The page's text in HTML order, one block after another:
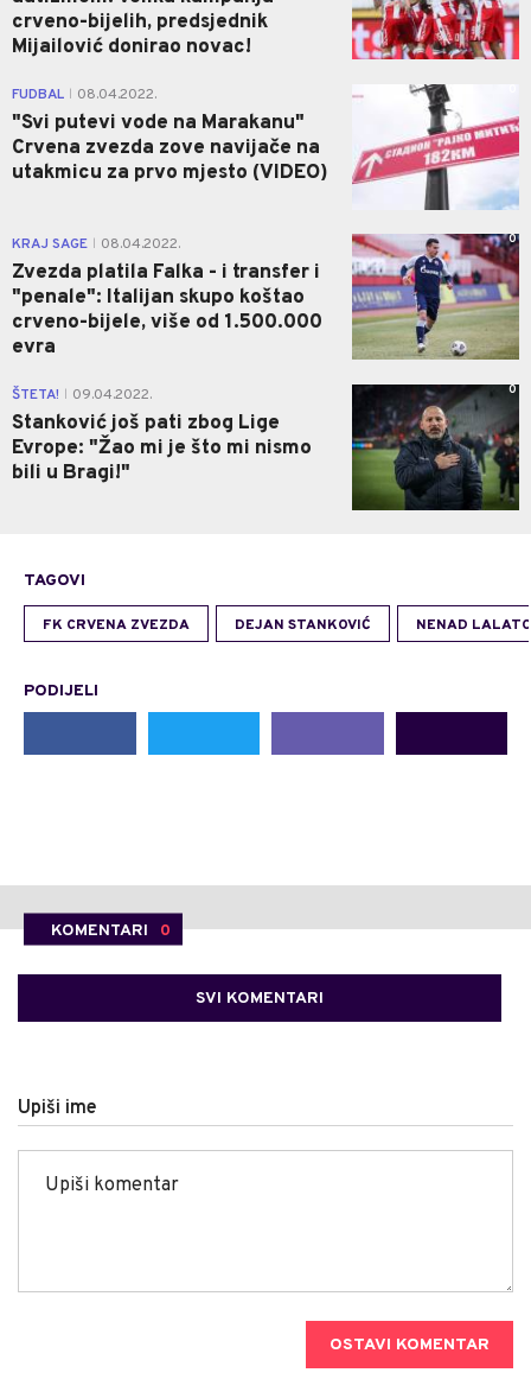
crveno-bijelih, predsjednik
Mijailović donirao novac!
FUDBAL 08.04.2022.
"Svi putevi vode na Marakanu"
Crvena zvezda zove navijače na
utakmicu za prvo mjesto (VIDEO)
KRAJ SAGE 08.04.2022.
Zvezda platila Falka - i transfer i
"penale": Italijan skupo koštao
crveno-bijele, više od 1.500.000
evra
0
ŠTETA! 09.04.2022.
Stanković još pati zbog Lige
Evrope: "Žao mi je što mi nismo
bili u Bragi!"
0
TAGOVI
FK CRVENA ZVEZDA DEJAN STANKOVIĆ NENAD
PODIJELI
KOMENTARI 0
SVI KOMENTARI
Upiši ime
OSTAVI KOMENTAR